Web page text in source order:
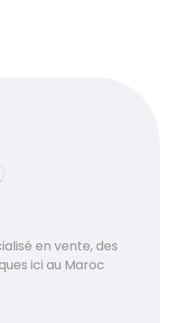
en vente, des
ici au Maroc